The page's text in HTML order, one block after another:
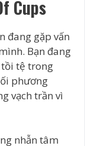
Cups
đang gặp vấn
Bạn đang
tệ trong
phương
vạch trần vì
nhẫn tâm